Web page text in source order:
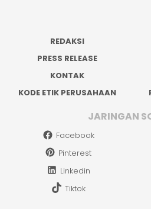
REDAKSI
PRESS RELEASE
KONTAK
KODE ETIK PERUSAHAAN
JARINGAN
Facebook
Pinterest
Linkedin
Tiktok